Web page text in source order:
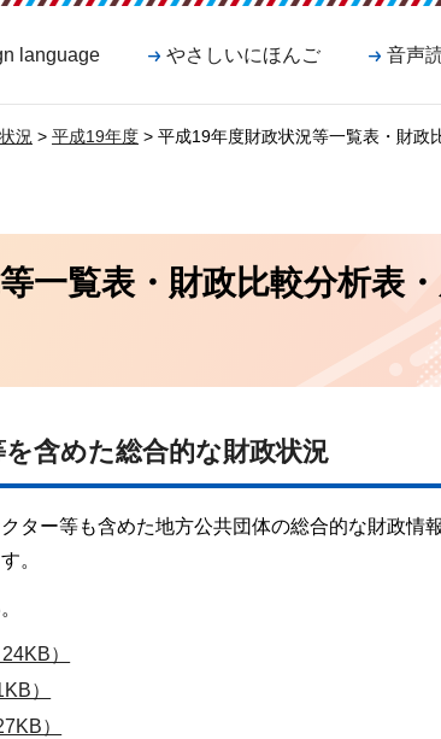
language やさしいにほんご 音声
況 > 平成19年度 > 平成19年度財政状況等一覧表・財政
一覧表・財政比較分析表
含めた総合的な財政状況
ター等も含めた地方公共団体の総合的な財政情
。
）
）
）